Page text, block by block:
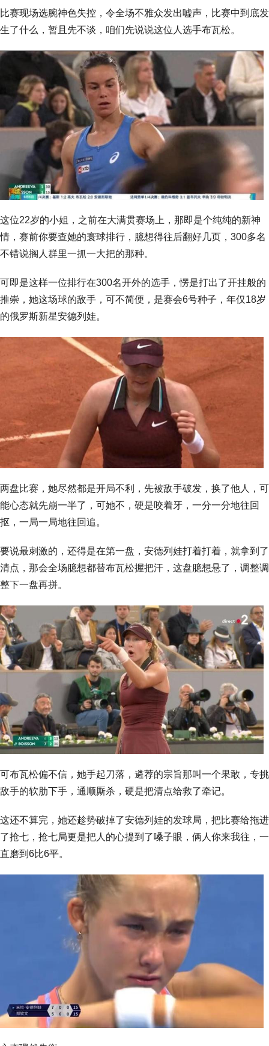
比赛现场选腕神色失控，令全场不雅众发出嘘声，比赛中到底发
生了什么，暂且先不谈，咱们先说说这位人选手布瓦松。
这位22岁的小姐，之前在大满贯赛场上，那即是个纯纯的新神
情，赛前你要查她的寰球排行，臆想得往后翻好几页，300多名
不错说搁人群里一抓一大把的那种。
可即是这样一位排行在300名开外的选手，愣是打出了开挂般的
推崇，她这场球的敌手，可不简便，是赛会6号种子，年仅18岁
的俄罗斯新星安德列娃。
两盘比赛，她尽然都是开局不利，先被敌手破发，换了他人，可
能心态就先崩一半了，可她不，硬是咬着牙，一分一分地往回
抠，一局一局地往回追。
要说最刺激的，还得是在第一盘，安德列娃打着打着，就拿到了
清点，那会全场臆想都替布瓦松握把汗，这盘臆想悬了，调整调
整下一盘再拼。
可布瓦松偏不信，她手起刀落，遴荐的宗旨那叫一个果敢，专挑
敌手的软肋下手，通顺厮杀，硬是把清点给救了牵记。
这还不算完，她还趁势破掉了安德列娃的发球局，把比赛给拖进
了抢七，抢七局更是把人的心提到了嗓子眼，俩人你来我往，一
直磨到6比6平。